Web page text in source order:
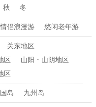
秋 冬
情侣浪漫游 悠闲老年游
关东地区
区
山阳・山阴地区
区
岛 九州岛